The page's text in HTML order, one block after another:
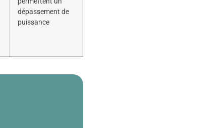
dépassement de
puissance